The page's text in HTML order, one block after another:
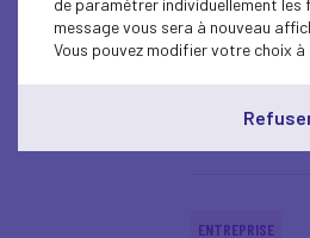
COVID-19
ENTREPRISE
message vous sera à nouveau
Vous pouvez modifier votre choix